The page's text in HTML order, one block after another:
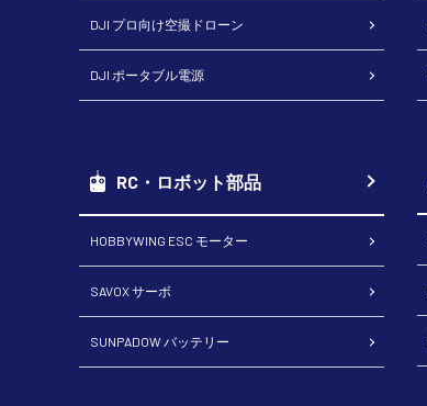
DJI プロ向け空撮ドローン
DJI ポータブル電源
RC・ロボット部品
HOBBYWING ESC モーター
SAVOX サーボ
SUNPADOW バッテリー